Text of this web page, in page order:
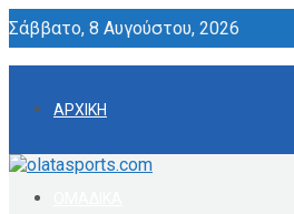
Σάββατο, 8 Αυγούστου, 2026
ΑΡΧΙΚΗ